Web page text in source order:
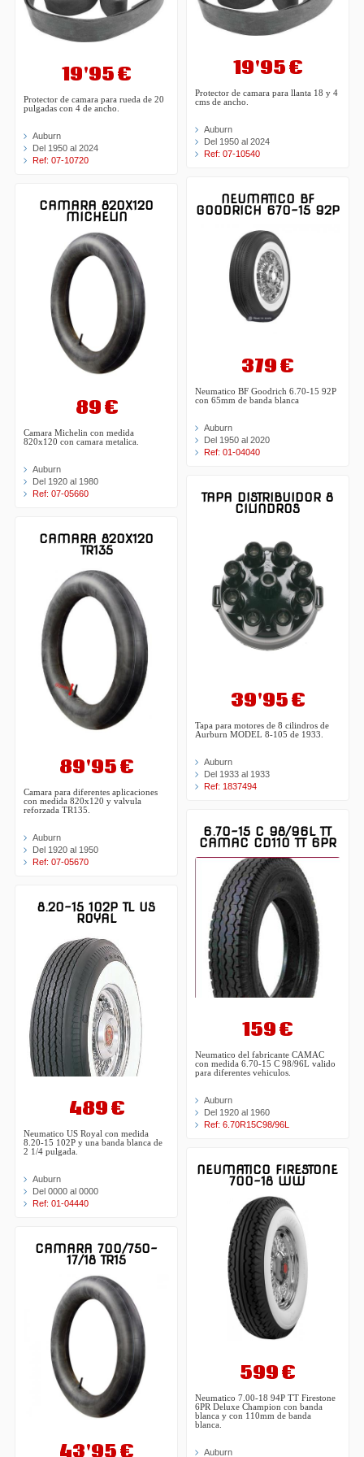
19'95 €
Protector de camara para rueda de 20
pulgadas con 4 de ancho.
Auburn
Del 1950 al 2024
Ref: 07-10720
CAMARA 820X120
MICHELIN
89 €
Camara Michelin con medida
820x120 con camara metalica.
Auburn
Del 1920 al 1980
Ref: 07-05660
CAMARA 820X120
TR135
89'95 €
Camara para diferentes aplicaciones
con medida 820x120 y valvula
reforzada TR135.
Auburn
Del 1920 al 1950
Ref: 07-05670
8.20-15 102P TL US
ROYAL
489 €
Neumatico US Royal con medida
8.20-15 102P y una banda blanca de
2 1/4 pulgada.
Auburn
Del 0000 al 0000
Ref: 01-04440
CAMARA 700/750-
17/18 TR15
43'95 €
19'95 €
Protector de camara para llanta 18 y 4
cms de ancho.
Auburn
Del 1950 al 2024
Ref: 07-10540
NEUMATICO BF
GOODRICH 670-15 92P
379 €
Neumatico BF Goodrich 6.70-15 92P
con 65mm de banda blanca
Auburn
Del 1950 al 2020
Ref: 01-04040
TAPA DISTRIBUIDOR 8
CILINDROS
39'95 €
Tapa para motores de 8 cilindros de
Aurburn MODEL 8-105 de 1933.
Auburn
Del 1933 al 1933
Ref: 1837494
6.70-15 C 98/96L TT
CAMAC CD110 TT 6PR
159 €
Neumatico del fabricante CAMAC
con medida 6.70-15 C 98/96L valido
para diferentes vehiculos.
Auburn
Del 1920 al 1960
Ref: 6.70R15C98/96L
NEUMATICO FIRESTONE
700-18 WW
599 €
Neumatico 7.00-18 94P TT Firestone
6PR Deluxe Champion con banda
blanca y con 110mm de banda
blanca.
Auburn